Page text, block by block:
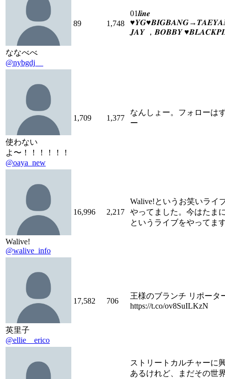
ななべべ
@nybgdj__
89 1,748
01𝒍𝒊𝒏𝒆
𝑱𝑨𝒀 ，𝑩𝑶𝑩𝑩𝒀
使わない
よ〜！！！！！！
@oaya_new
1,709 1,377
なんしょー。フォローは
ー
Walive!
@walive_info
16,996 2,217
Walive!というお笑いライ
やってました。今はたま
というライブをやってま
英里子
@ellie__erico
17,582 706
王様のブランチ リポータ
https://t.co/ov8SuILKzN
ストリートカルチャーに
あるけれど、まだその世